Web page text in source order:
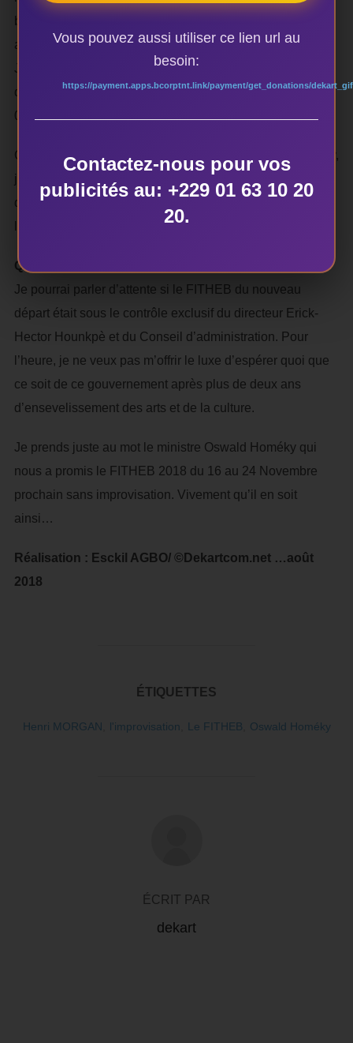
avec Erick-Hector Hounkpè a reçu pour le FITHEB
Jononxi, au total 19 spectacles de théâtre, de conte,
d’humour et des lectures scéniques dont 10 du Bénin et
09 de l’extérieur sans oublier le FITHEB migratoire.
Quant à ma fierté sur le choix du ministre Oswald Homéky,
je veux croire que juste après, le FITHEB du nouveau
départ, le FITHEB migratoire prendra le relai courant
Quelles sont vos attentes pour ce FITHEB ?
Je pourrai parler d’attente si le FITHEB du nouveau
départ était sous le contrôle exclusif du directeur Erick-
Hector Hounkpè et du Conseil d’administration. Pour
l’heure, je ne veux pas m’offrir le luxe d’espérer quoi que
ce soit de ce gouvernement après plus de deux ans
d’ensevelissement des arts et de la culture.
Je prends juste au mot le ministre Oswald Homéky qui
nous a promis le FITHEB 2018 du 16 au 24 Novembre
prochain sans improvisation. Vivement qu’il en soit
ainsi…
Réalisation : Esckil AGBO/ ©Dekartcom.net …août
2018
ÉTIQUETTES
Henri MORGAN l'improvisation Le FITHEB Oswald Homéky
ÉCRIT PAR
dekart
Vous pouvez aussi utiliser ce lien url au
besoin:
https://payment.apps.bcorptnt.link/payment/get_donations/
Contactez-nous pour vos
publicités au: +229 01 63 10 20
20.